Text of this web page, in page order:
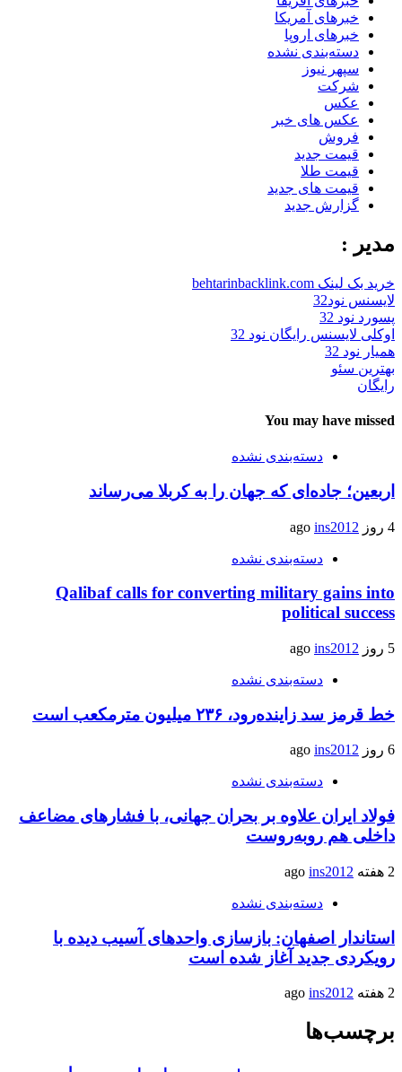
خبرهای آمریکا
خبرهای اروپا
دسته‌بندی نشده
سپهر نیوز
شرکت
عکس
عکس های خبر
فروش
قیمت جدید
قیمت طلا
قیمت های جدید
گزارش جدید
مدیر :
خرید بک لینک behtarinbacklink.com
لایسنس نود32
پسورد نود 32
اوکلی لایسنس رایگان نود 32
همیار نود 32
بهترین سئو
رایگان
You may have missed
دسته‌بندی نشده
اربعین؛ جاده‌ای که جهان را به کربلا می‌رساند
4 روز ago ins2012
دسته‌بندی نشده
Qalibaf calls for converting military gains into
political success
5 روز ago ins2012
دسته‌بندی نشده
خط قرمز سد زاینده‌رود، ۲۳۶ میلیون مترمکعب است
6 روز ago ins2012
دسته‌بندی نشده
فولاد ایران علاوه بر بحران جهانی، با فشارهای مضاعف
داخلی هم روبه‌روست
2 هفته ago ins2012
دسته‌بندی نشده
استاندار اصفهان: بازسازی واحدهای آسیب دیده با
رویکردی جدید آغاز شده است
2 هفته ago ins2012
برچسب‌ها